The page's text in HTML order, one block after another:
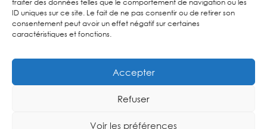
traiter des données telles que le comportement de navigation ou les
ID uniques sur ce site. Le fait de ne pas consentir ou de retirer son
consentement peut avoir un effet négatif sur certaines
caractéristiques et fonctions.
Accepter
Refuser
Voir les préférences